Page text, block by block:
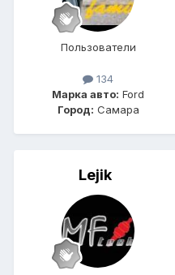
Пользователи
134
Марка авто: Ford
Город: Самара
Lejik